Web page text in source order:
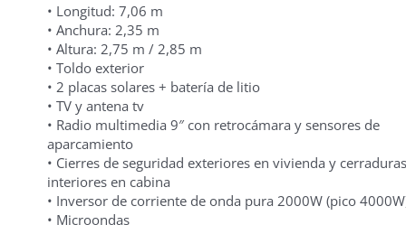
• Longitud: 7,06 m
• Anchura: 2,35 m
• Altura: 2,75 m / 2,85 m
• Toldo exterior
• 2 placas solares + batería de litio
• TV y antena tv
• Radio multimedia 9″ con retrocámara y sensores de
aparcamiento
• Cierres de seguridad exteriores en vivienda y cerraduras
interiores en cabina
• Inversor de corriente de onda pura 2000W (pico
• Microondas